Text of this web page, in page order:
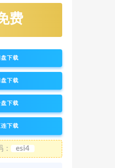
费
下载
下载
下载
下载
esi4